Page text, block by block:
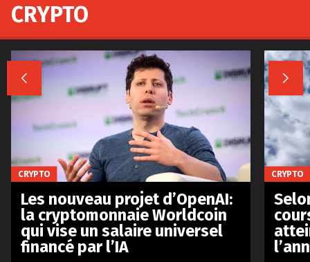
CRYPTO
 
CRYPTO
Les nouveau projet d’OpenAI:
la cryptomonnaie Worldcoin
qui vise un salaire universel
financé par l’IA
CRYPTO